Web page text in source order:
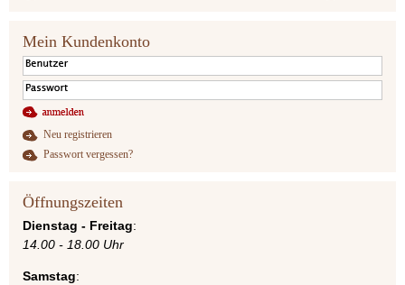
Mein Kundenkonto
Neu registrieren
Passwort vergessen?
Öffnungszeiten
Dienstag - Freitag:
14.00 - 18.00 Uhr
Samstag: